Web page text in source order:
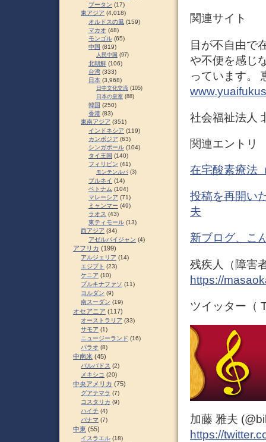
関連サイト
目が不自由で
や不便を感じ
っています。
社会福祉法人
関連エントリ
在宅酸素療法
投稿を再開い
夫
新ブログ、こ
残疾人（障害
https://
ツイッター（
加藤 雅夫
https://
ブータン (17)
東アジア (4,018)
オルドスの風 (159)
マカオ (48)
モンゴル (65)
中国 (819)
人民中国 (97)
北朝鮮 (106)
台湾 (333)
日本 (3,968)
日中文化交流 (105)
日本の皇室 (88)
韓国 (250)
香港 (83)
東南アジア (351)
インドネシア (119)
カンボジア (63)
シンガポール (104)
タイ王国 (140)
フィリピン (41)
モンテンルパ (3)
ブルネイ (14)
ベトナム (104)
マレーシア (71)
ミャンマー (49)
ラオス (43)
東ティモール (13)
西アジア (34)
アゼルバイジャン (4)
アフリカ (199)
アルジェリア (14)
エジプト (23)
ケニア (10)
ブルキナファソ (11)
ヨルダン (9)
南スーダン (19)
オセアニア (117)
オーストラリア (33)
サモア (1)
ニュージーランド (16)
パラオ (8)
中南米 (45)
バルバドス (2)
メキシコ (20)
中央アメリカ (75)
グアテマラ (7)
コスタリカ (9)
ハイチ (4)
パナマ (7)
中東 (55)
イスラエル (18)